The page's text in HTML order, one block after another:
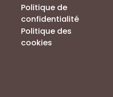
Politique de
confidentialité
Politique des
cookies